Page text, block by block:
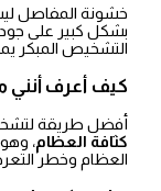
خشونة المفاصل
بشكل كبير على
التشخيص المبكر
كيف أعرف
أفضل طريقة
كثافة العظام،
العظام وخطر